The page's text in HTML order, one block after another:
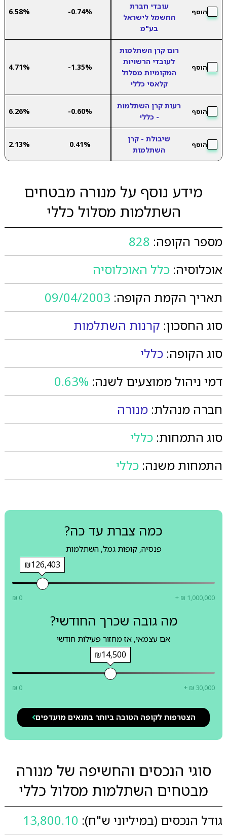
הוסף
עובדי חברת
החשמל לישראל
בע"מ
-0.74%
6.58%
הוסף
רום קרן השתלמות
לעובדי הרשויות
המקומיות מסלול
קלאסי כללי
-1.35%
4.71%
הוסף
רעות קרן השתלמות
- כללי
-0.60%
6.26%
הוסף
שיבולת - קרן
השתלמות
0.41%
2.13%
מידע נוסף על מנורה מבטחים
השתלמות מסלול כללי
מספר הקופה: 828
אוכלוסיה: כלל האוכלוסיה
תאריך הקמת הקופה: 09/04/2003
סוג החסכון: קרנות השתלמות
סוג הקופה: כללי
דמי ניהול ממוצעים לשנה: 0.63%
חברה מנהלת: מנורה
סוג התמחות: כללי
התמחות משנה: כללי
כמה צברת עד כה?
פנסיה, קופות גמל, השתלמות
₪126,403
₪ 0 + ₪ 1,000,000
מה גובה שכרך החודשי?
אם עצמאי, אז מחזור פעילות חודשי
₪14,500
₪ 0 + ₪ 30,000
הצטרפות לקופה הטובה ביותר בתנאים מועדפים
סוגי הנכסים והחשיפה של מנורה
מבטחים השתלמות מסלול כללי
גודל הנכסים (במיליוני ש"ח): 13,800.10